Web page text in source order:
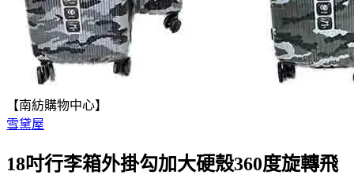
【南紡購物中心】
雪黛屋
18吋行李箱外掛勾加大硬殼360度旋轉飛